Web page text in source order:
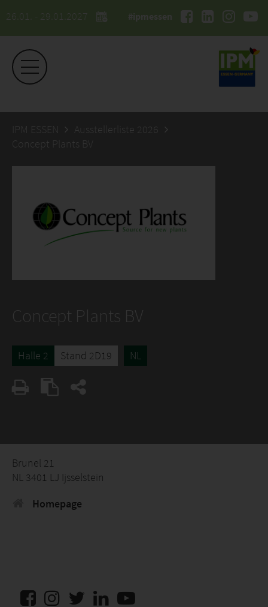
26.01. - 29.01.2027 #ipmessen
IPM ESSEN
Ausstellerliste 2026
Concept Plants BV
Concept Plants BV
Halle 2 Stand 2D19 NL
Brunel 21
NL 3401 LJ Ijsselstein
Homepage